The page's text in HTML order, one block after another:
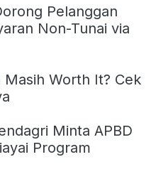
Pelanggan
Non-Tunai via
Masih Worth It? Cek
Minta APBD
Program